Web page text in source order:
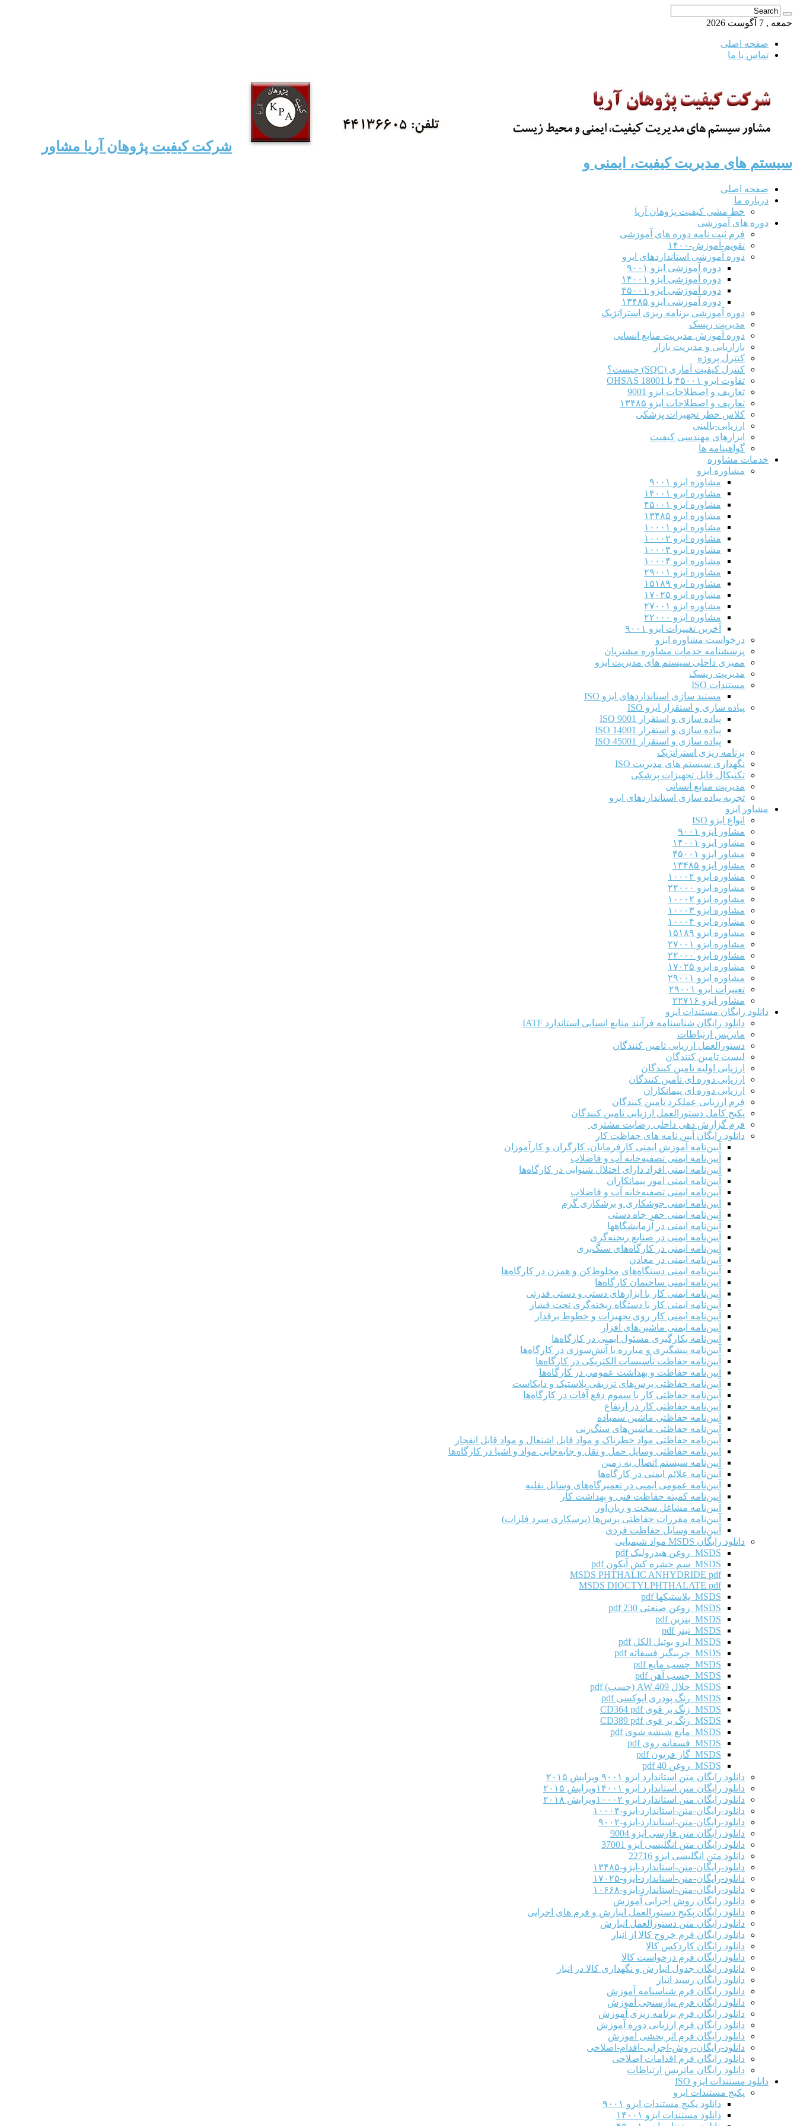
جمعه , 7 آگوست 2026
صفحه اصلی
تماس با ما
شرکت کیفیت پژوهان آریا مشاور
سیستم های مدیریت کیفیت، ایمنی و
صفحه اصلی
درباره ما
خط مشی کیفیت پژوهان آریا
دوره های آموزشی
فرم ثبت نامه دوره های آموزشی
تقویم-آموزش-۱۴۰۰
دوره آموزشی استانداردهای ایزو
دوره آموزشی ایزو ۹۰۰۱
دوره آموزشی ایزو ۱۴۰۰۱
دوره آموزشی ایزو ۴۵۰۰۱
دوره آموزشی ایزو ۱۳۴۸۵
دوره آموزشی برنامه ریزی استراتژیک
مدیریت ریسک
دوره آموزش مدیریت منابع انسانی
بازاریابی و مدیریت بازار
کنترل پروژه
کنترل کیفیت آماری (SQC) چیست؟
تفاوت ایزو ۴۵۰۰۱ با OHSAS 18001
تعاریف و اصطلاحات ایزو 9001
تعاریف و اصطلاحات ایزو ۱۳۴۸۵
کلاس خطر تجهیزات پزشکی
ارزیابی-بالینی
ابزارهای مهندسی کیفیت
گواهینامه ها
خدمات مشاوره
مشاوره ایزو
مشاوره ایزو ۹۰۰۱
مشاوره ایزو ۱۴۰۰۱
مشاوره ایزو ۴۵۰۰۱
مشاوره ایزو ۱۳۴۸۵
مشاوره ایزو ۱۰۰۰۱
مشاوره ایزو ۱۰۰۰۲
مشاوره ایزو ۱۰۰۰۳
مشاوره ایزو ۱۰۰۰۴
مشاوره ایزو ۲۹۰۰۱
مشاوره ایزو ۱۵۱۸۹
مشاوره ایزو ۱۷۰۲۵
مشاوره ایزو ۲۷۰۰۱
مشاوره ایزو ۲۲۰۰۰
آخرین تغییرات ایزو ۹۰۰۱
درخواست مشاوره ایزو
پرسشنامه خدمات مشاوره مشتریان
ممیزی داخلی سیستم های مدیریت ایزو
مدیریت ریسک
مستندات ISO
مستند سازی استانداردهای ایزو ISO
پیاده سازی و استقرار ایزو ISO
پیاده سازی و استقرار ISO 9001​
پیاده سازی و استقرار ISO 14001
پیاده سازی و استقرار ISO 45001
برنامه ریزی استراتژیک
نگهداری سیستم های مدیریت ISO
تکنیکال فایل تجهیزات پزشکی
مدیریت منابع انسانی
تجربه پیاده سازی استانداردهای ایزو
مشاور ایزو
انواع ایزو ISO
مشاور ایزو ۹۰۰۱
مشاور ایزو ۱۴۰۰۱
مشاور ایزو ۴۵۰۰۱
مشاور ایزو ۱۳۴۸۵
مشاوره ایزو ۱۰۰۰۲
مشاوره ایزو ۲۲۰۰۰
مشاوره ایزو ۱۰۰۰۲
مشاوره ایزو ۱۰۰۰۳
مشاوره ایزو ۱۰۰۰۴
مشاوره ایزو ۱۵۱۸۹
مشاوره ایزو ۲۷۰۰۱
مشاوره ایزو ۲۲۰۰۰
مشاوره ایزو ۱۷۰۲۵
مشاوره ایزو ۲۹۰۰۱
تغییرات ایزو ۲۹۰۰۱
مشاور ایزو ۲۲۷۱۶
دانلود رایگان مستندات ایزو
دانلود رایگان شناسنامه فرآیند منابع انسانی استاندارد IATF
ماتریس ارتباطات
دستورالعمل ارزیابی تامین کنندگان
لیست تامین کنندگان
ارزیابی اولیه تامین کنندگان
ارزیابی دوره ای تامین کنندگان
ارزیابی دوره ای پیمانکاران
فرم ارزيابی عملکرد تامین کنندگان
پکیج کامل دستورالعمل ارزیابی تامین کنندگان
فرم گزارش دهی داخلی رضایت مشتری
دانلود رایگان آیین نامه های حفاظت کار
آیین‌نامه آموزش ایمنی کارفرمایان، کارگران و کارآموزان
آیین‌نامه ایمنی تصفیه‌خانه آب و فاضلاب
آیین‌نامه ایمنی افراد دارای اختلال شنوایی در کارگاه‌ها
آیین‌نامه ایمنی امور پیمانکاران
آیین‌نامه ایمنی تصفیه‌خانه آب و فاضلاب
آیین‌نامه ایمنی جوشکاری و برشکاری گرم
آیین‌نامه ایمنی حفر چاه دستی
آیین‌نامه ایمنی در آزمایشگاهها
آیین‌نامه ایمنی در صنایع ریخته‌گری
آیین‌نامه ایمنی در کارگاه‌های سنگ‌بری
آیین‌نامه ایمنی در معادن
آیین‌نامه ایمنی دستگاه‌های مخلوط‌کن و همزن در کارگاه‌ها
آیین‌نامه ایمنی ساختمان کارگاه‌ها
آیین‌نامه ایمنی کار با ابزارهای دستی و دستی قدرتی
آیین‌نامه ایمنی کار با دستگاه ریخته‌گری تحت فشار
آیین‌نامه ایمنی کار روی تجهیزات و خطوط برقدار
آیین‌نامه ایمنی ماشین‌های افزار
آیین‌نامه بکارگیری مسئول ایمنی در کارگاه‌ها
آیین‌نامه پیشگیری و مبارزه با آتش‌سوزی در کارگاه‌ها
آیین‌نامه حفاظت تأسیسات الکتریکی در کارگاه‌ها
آیین‌نامه حفاظت و بهداشت عمومی در کارگاه‌ها
آیین‌نامه حفاظتی پرس‌های تزریقی پلاستیک و دایکاست
آیین‌نامه حفاظتی کار با سموم دفع آفات در کارگاه‌ها
آیین‌نامه حفاظتی کار در ارتفاع
آیین‌نامه حفاظتی ماشین سمباده
آیین‌نامه حفاظتی ماشین‌های سنگ‌زنی
آیین‌نامه حفاظتی مواد خطرناک و مواد قابل اشتعال و مواد قابل انفجار
آیین‌نامه حفاظتی وسایل حمل و نقل و جابه‌جایی مواد و اشیا در کارگاه‌ها
آیین‌نامه سیستم اتصال به زمین
آیین‌نامه علائم ایمنی در کارگاه‌ها
آیین‌نامه عمومی ایمنی در تعمیرگاه‌های وسایل نقلیه
آیین‌نامه کمیته حفاظت فنی و بهداشت کار
آیین‌نامه مشاغل سخت و زیان‌آور
آیین‌نامه مقررات حفاظتی پرس‌ها (پرسکاری سرد فلزات)
آیین‌نامه وسایل حفاظت فردی
دانلود رایگان MSDS مواد شیمیایی
MSDS روغن هیدرولیک pdf
MSDS سم حشره کش آیکون pdf
MSDS PHTHALIC ANHYDRIDE pdf
MSDS DIOCTYLPHTHALATE pdf
MSDS پلاستیکها pdf
MSDS روغن صنعتی 230 pdf
MSDS بنزین pdf
MSDS تینر pdf
MSDS ایزو بوتیل الکل pdf
MSDS چربیگیر فسفاته pdf
MSDS چسب مایع pdf
MSDS چسب آهن pdf
MSDS حلال AW 409 (چسب) pdf
MSDS رنگ پودری اپوکسی pdf
MSDS زنگ بر قوی CD364 pdf
MSDS زنگ بر قوی CD389 pdf
MSDS مایع شیشه شوی pdf
MSDS فسفاته روی pdf
MSDS گاز فریون pdf
MSDS روغن 40 pdf
دانلود رایگان متن استاندارد ایزو ۹۰۰۱ ویرایش ۲۰۱۵
دانلود رایگان متن استاندارد ایزو ۱۴۰۰۱ویرایش ۲۰۱۵
دانلود رایگان متن استاندارد ایزو ۱۰۰۰۲ویرایش ۲۰۱۸
دانلود-رایگان-متن-استاندارد-ایزو-۱۰۰۰۴
دانلود-رایگان-متن-استاندارد-ایزو-۹۰۰۲
دانلود رایگان متن فارسی ایزو 9004
دانلود رایگان متن انگلیسی ایزو 37001
دانلود متن انگلیسی ایزو 22716
دانلود-رایگان-متن-استاندارد-ایزو-۱۳۴۸۵
دانلود-رایگان-متن-استاندارد-ایزو-۱۷۰۲۵
دانلود-رایگان-متن-استاندارد-ایزو-۱۰۶۶۸
دانلود رایگان روش اجرایی آموزش
دانلود رایگان پکیج دستورالعمل انبارش و فرم های اجرایی
دانلود رایگان متن دستورالعمل انبارش
دانلود رایگان فرم خروج کالا از انبار
دانلود رایگان کاردکس کالا
دانلود رایگان فرم درخواست کالا
دانلود رایگان جدول انبارش و نگهداری کالا در انبار
دانلود رایگان رسید انبار
دانلود رایگان فرم شناسنامه آموزش
دانلود رایگان فرم نیازسنجی آموزش
دانلود رایگان فرم برنامه ریزی آموزش
دانلود رایگان فرم ارزیابی دوره آموزش
دانلود رایگان فرم اثر بخشی آموزش
دانلود-رایگان-روش-اجرایی-اقدام-اصلاحی
دانلود رایگان فرم اقدامات اصلاحی
دانلود رایگان ماتریس ارتباطات
دانلود مستندات ایزو ISO
پکیج مستندات ایزو
دانلود پکیج مستندات ایزو ۹۰۰۱
دانلود مستندات ایزو ۱۴۰۰۱